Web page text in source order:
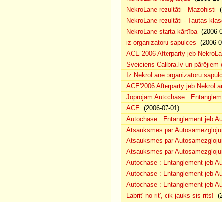
NekroLane rezultāti - Mazohisti
NekroLane rezultāti - Tautas
NekroLane starta kārtība(2006-
iz organizatoru sapulces (2006-
ACE 2006 Afterparty jeb
Sveiciens Calibra.lv un pārējiem
Iz NekroLane organizatoru
ACE'2006 Afterparty jeb
Joprojām Autochase :
ACE (2006-07-01)
Autochase : Entanglement jeb
Atsauksmes par
Atsauksmes par
Atsauksmes par
Autochase : Entanglement jeb
Autochase : Entanglement jeb
Autochase : Entanglement jeb
Labrit' no rit', cik jauks sis rits!